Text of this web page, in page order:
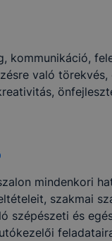
kommunikáció,
való
mindenkori
szakmai
szépészeti és